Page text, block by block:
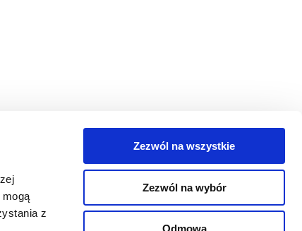
z
Zezwól na wszystkie
Zezwól na wybór
Odmowa
się